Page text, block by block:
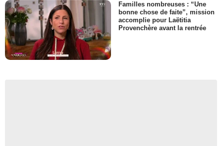
Familles nombreuses : “Une
bonne chose de faite”, mission
accomplie pour Laëtitia
Provenchère avant la rentrée